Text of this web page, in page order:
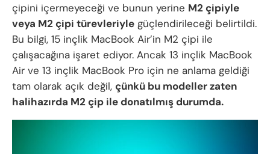
çipini içermeyeceği ve bunun yerine M2 çipiyle
veya M2 çipi türevleriyle güçlendirileceği belirtildi.
Bu bilgi, 15 inçlik MacBook Air’in M2 çipi ile
çalışacağına işaret ediyor. Ancak 13 inçlik MacBook
Air ve 13 inçlik MacBook Pro için ne anlama geldiği
tam olarak açık değil, çünkü bu modeller zaten
halihazırda M2 çip ile donatılmış durumda.